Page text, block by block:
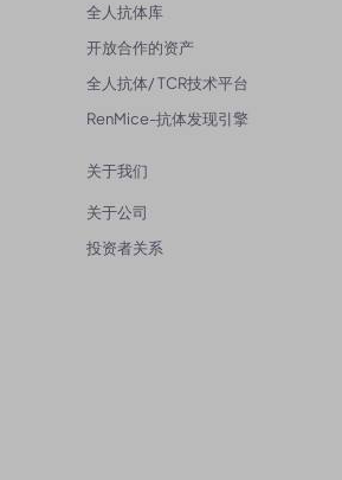
全人抗体库
开放合作的资产
全人抗体/ TCR技术平台
RenMice-抗体发现引擎
关于我们
关于公司
投资者关系